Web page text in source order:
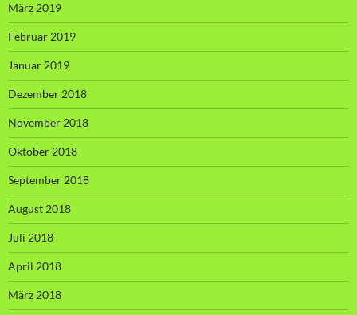
März 2019
Februar 2019
Januar 2019
Dezember 2018
November 2018
Oktober 2018
September 2018
August 2018
Juli 2018
April 2018
März 2018